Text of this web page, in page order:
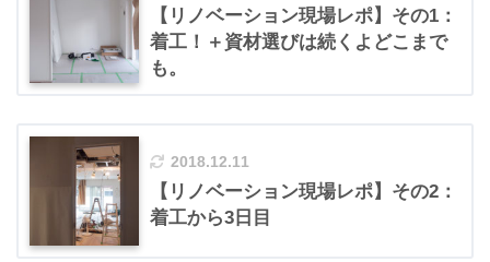
【リノベーション現場レポ】その1：
着工！＋資材選びは続くよどこまで
も。
2018.12.11
【リノベーション現場レポ】その2：
着工から3日目